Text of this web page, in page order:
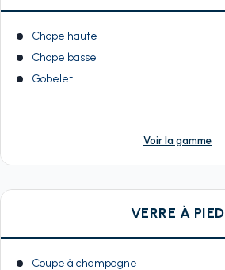
Chope haute
Chope basse
Gobelet
Voir la gamme
VERRE À PIED
Coupe à champagne